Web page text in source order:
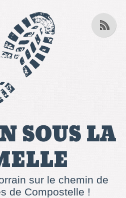
SOUS LA
sur le chemin de
de Compostelle !